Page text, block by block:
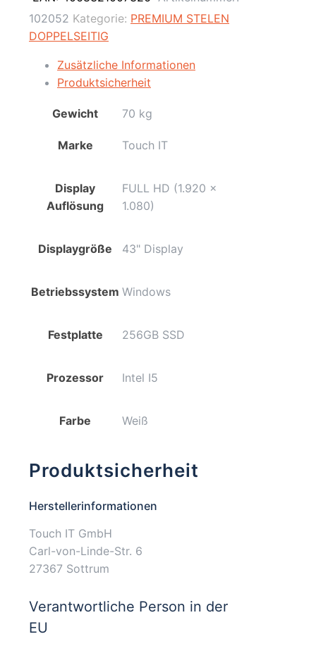
/
Full-
Weiß
Touch
Ekiosk
Menge
102052 Kategorie: PREMIUM STELEN
DOPPELSEITIG
Zusätzliche Informationen
Produktsicherheit
Gewicht 70 kg
Marke Touch IT
Display
Auflösung
FULL HD (1.920 x
1.080)
Displaygröße 43" Display
Betriebssystem Windows
Festplatte 256GB SSD
Prozessor Intel I5
Farbe Weiß
Produktsicherheit
Herstellerinformationen
Touch IT GmbH
Carl-von-Linde-Str. 6
27367 Sottrum
Verantwortliche Person in der
EU